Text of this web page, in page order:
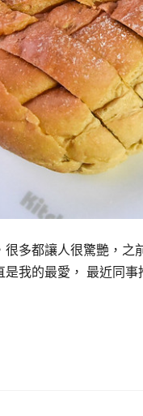
多都讓人很驚艷，之
我的最愛， 最近同